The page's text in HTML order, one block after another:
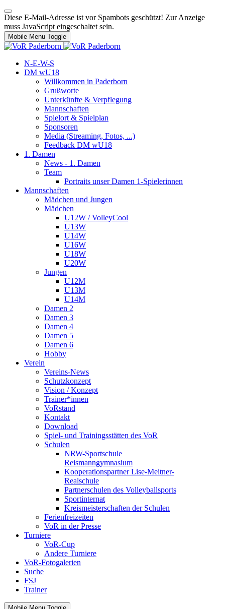
Diese E-Mail-Adresse ist vor Spambots geschützt! Zur Anzeige
muss JavaScript eingeschaltet sein.
Mobile Menu Toggle
N-E-W-S
DM wU18
Willkommen in Paderborn
Grußworte
Unterkünfte & Verpflegung
Mannschaften
Spielort & Spielplan
Sponsoren
Media (Streaming, Fotos, ...)
Feedback DM wU18
1. Damen
News - 1. Damen
Team
Portraits unser Damen 1-Spielerinnen
Mannschaften
Mädchen und Jungen
Mädchen
U12W / VolleyCool
U13W
U14W
U16W
U18W
U20W
Jungen
U12M
U13M
U14M
Damen 2
Damen 3
Damen 4
Damen 5
Damen 6
Hobby
Verein
Vereins-News
Schutzkonzept
Vision / Konzept
Trainer*innen
VoRstand
Kontakt
Download
Spiel- und Trainingsstätten des VoR
Schulen
NRW-Sportschule
Reismanngymnasium
Kooperationspartner Lise-Meitner-
Realschule
Partnerschulen des Volleyballsports
Sportinternat
Kreismeisterschaften der Schulen
Ferienfreizeiten
VoR in der Presse
Turniere
VoR-Cup
Andere Turniere
VoR-Fotogalerien
Suche
FSJ
Trainer